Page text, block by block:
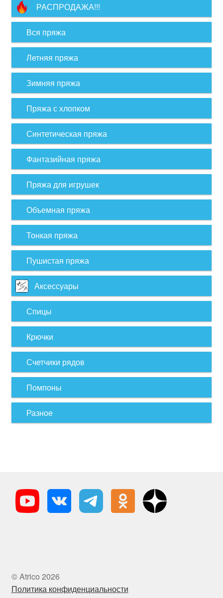
РАСПРОДАЖА!!!
Вся пряжа
Летняя пряжа
Зимняя пряжа
Пряжа с хлопком
Синтетическая пряжа
Фантазийная пряжа
Пряжа для игрушек
Объемная пряжа
Тонкая пряжа
Пушистая пряжа
Аксессуары
Спицы
Крючки
Счетчики рядов
Помпоны
Разное
© Atrico 2026
Политика конфиденциальности